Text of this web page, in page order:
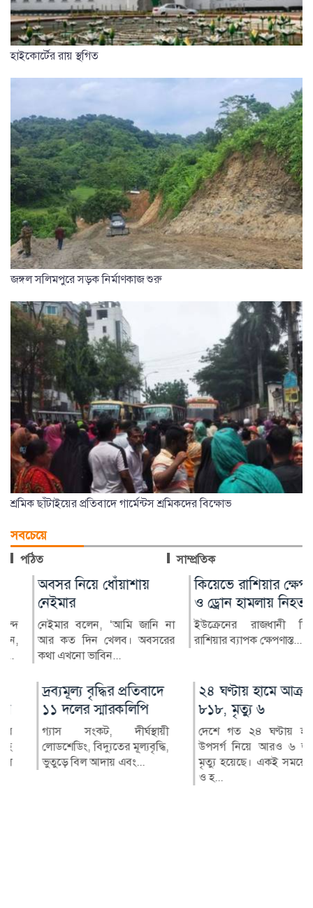
হাইকোর্টের রায় স্থগিত
জঙ্গল সলিমপুরে সড়ক নির্মাণকাজ শুরু
শ্রমিক ছাঁটাইয়ের প্রতিবাদে গার্মেন্টস শ্রমিকদের বিক্ষোভ
সবচেয়ে
পঠিত সাম্প্রতিক
অবসর নিয়ে ধোঁয়াশায়
নেইমার
নেইমার বলেন, ‘আমি জানি না
আর কত দিন খেলব। অবসরের
কথা এখনো ভাবিন...
কিয়েভে রাশিয়ার ক্ষেপণাস্ত্র
ও ড্রোন হামলায় নিহত ১৭
ইউক্রেনের রাজধানী কিয়েভে
রাশিয়ার ব্যাপক ক্ষেপণাস্ত...
দ্রব্যমূল্য বৃদ্ধির প্রতিবাদে
১১ দলের স্মারকলিপি
গ্যাস সংকট, দীর্ঘস্থায়ী
লোডশেডিং, বিদ্যুতের মূল্যবৃদ্ধি,
ভুতুড়ে বিল আদায় এবং...
২৪ ঘণ্টায় হামে আক্রান্ত
৮১৮, মৃত্যু ৬
দেশে গত ২৪ ঘণ্টায় হামের
উপসর্গ নিয়ে আরও ৬ জনের
মৃত্যু হয়েছে। একই সময়ে হাম